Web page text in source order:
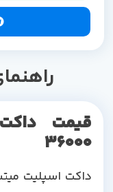
قیمت
36000